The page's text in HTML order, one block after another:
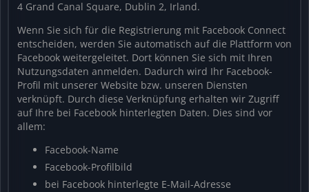
4 Grand Canal Square, Dublin 2, Irland.
Wenn Sie sich für die Registrierung mit Facebook Connect
entscheiden, werden Sie automatisch auf die Plattform von
Facebook weitergeleitet. Dort können Sie sich mit Ihren
Nutzungsdaten anmelden. Dadurch wird Ihr Facebook-
Profil mit unserer Website bzw. unseren Diensten
verknüpft. Durch diese Verknüpfung erhalten wir Zugriff
auf Ihre bei Facebook hinterlegten Daten. Dies sind vor
allem:
Facebook-Name
Facebook-Profilbild
bei Facebook hinterlegte E-Mail-Adresse